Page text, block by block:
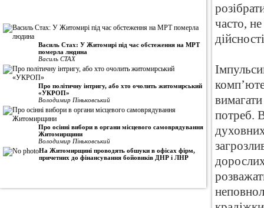
Василь Стах: У Житомирі під час обстеження на МРТ
померла людина
Василь СТАХ
Про політичну інтригу, або хто очолить житомирський
«УКРОП»
Володимир Піньковський
Про осінні вибори в органи місцевого самоврядування
Житомирщини
Володимир Піньковський
На Житомирщині проводять обшуки в офісах фірм,
причетних до фінансування бойовиків ДНР і ЛНР
часто,
потреб.